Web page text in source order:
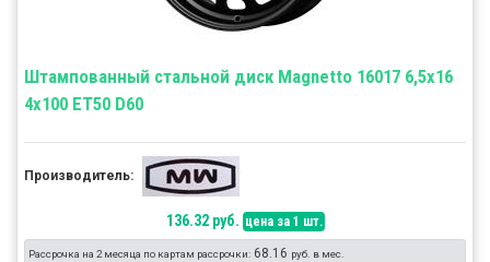
Штампованный стальной диск Magnetto 16017 6,5x16
4x100 ET50 D60
Производитель:
136.32 руб. цена за 1 шт.
Рассрочка на 2 месяца по картам рассрочки: 68.16 руб. в мес.